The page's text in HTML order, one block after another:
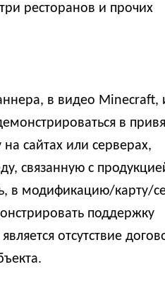
ресторанов и прочих
в видео Minecraft,
в
сайтах или серверах,
связанную с
в модификацию/карту/
поддержку
отсутствие